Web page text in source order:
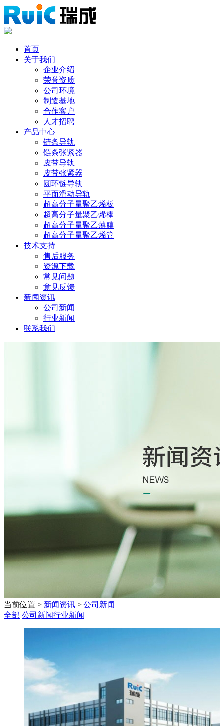
首页
关于我们
企业介绍
荣誉资质
公司环境
制造基地
合作客户
人才招聘
产品中心
链条导轨
链条张紧器
皮带导轨
皮带张紧器
圆环链导轨
平面滑动导轨
超高分子量聚乙烯板
超高分子量聚乙烯棒
超高分子量聚乙薄膜
超高分子量聚乙烯管
技术支持
售后服务
资源下载
常见问题
意见反馈
新闻资讯
公司新闻
行业新闻
联系我们
当前位置 > 新闻资讯 > 公司新闻
全部 公司新闻行业新闻